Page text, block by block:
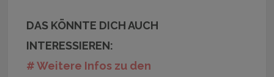
DAS KÖNNTE DICH AUCH
INTERESSIEREN:
# Weitere Infos zu den